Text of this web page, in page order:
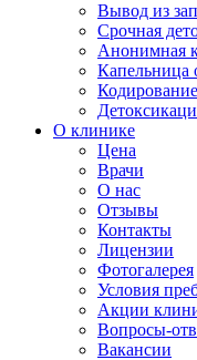
Вывод из
Срочная
Анонимная
Капельница
О клинике
Цена
Врачи
О нас
Отзывы
Контакты
Лицензии
Фотогалерея
Условия
Акции
Вопросы-
Вакансии